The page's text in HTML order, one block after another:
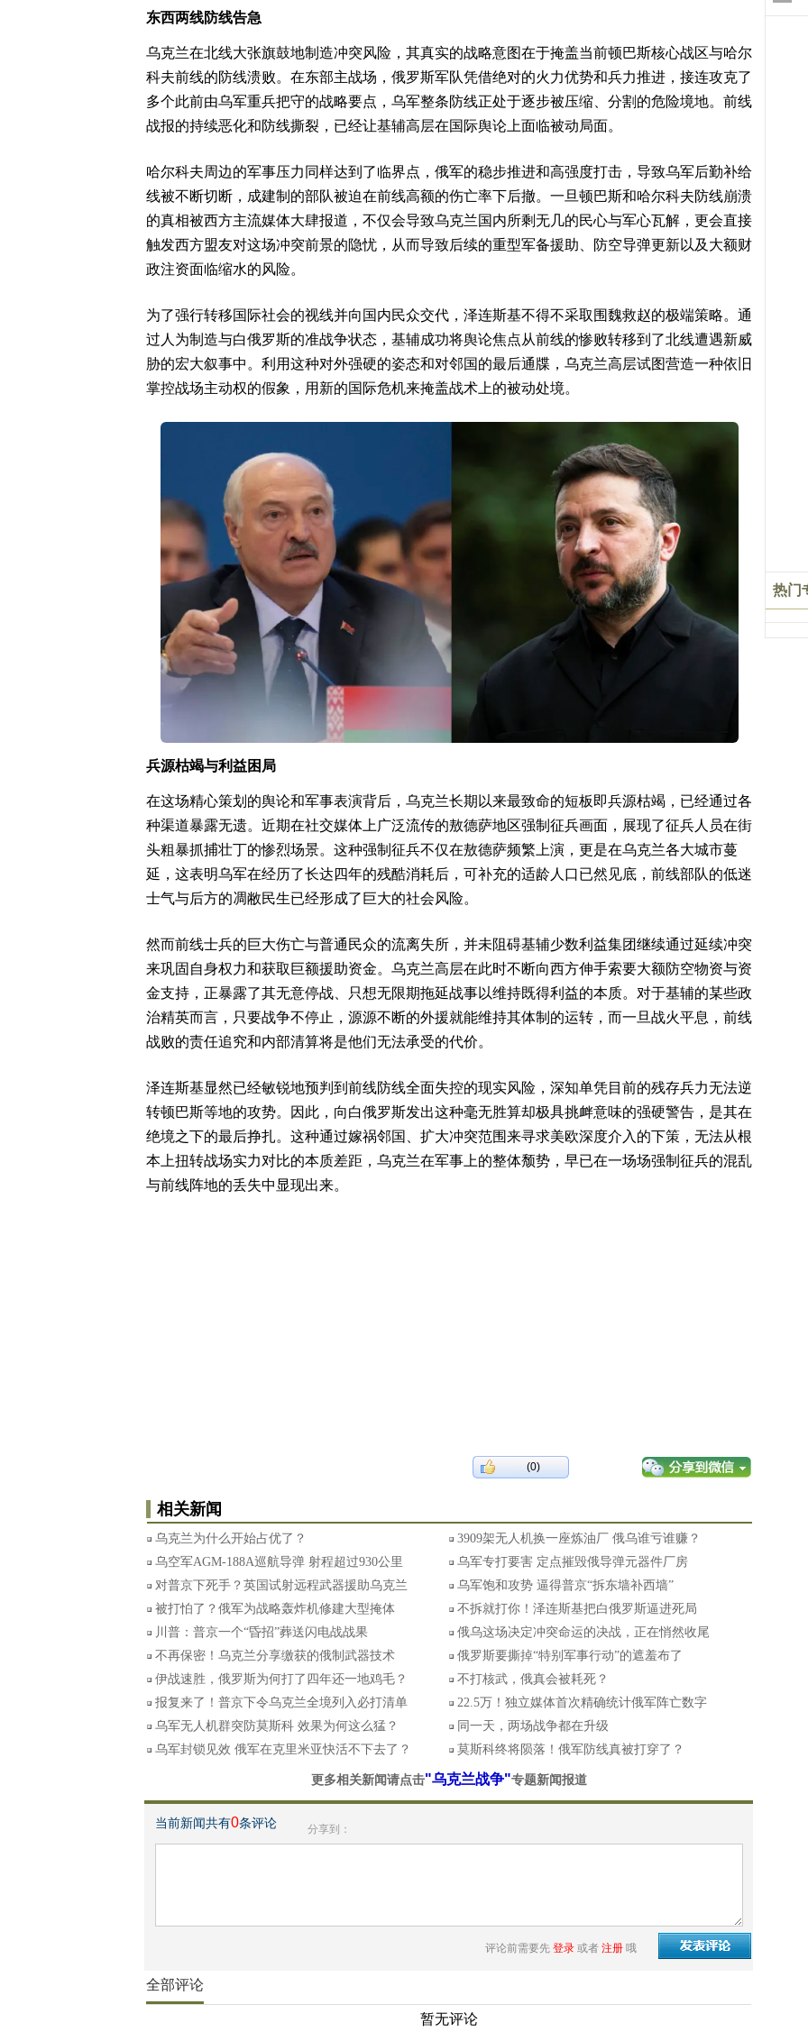
东西两线防线告急
乌克兰在北线大张旗鼓地制造冲突风险，其真实的战略意图在于掩盖当前顿巴斯核心战区与哈尔
科夫前线的防线溃败。在东部主战场，俄罗斯军队凭借绝对的火力优势和兵力推进，接连攻克了
多个此前由乌军重兵把守的战略要点，乌军整条防线正处于逐步被压缩、分割的危险境地。前线
战报的持续恶化和防线撕裂，已经让基辅高层在国际舆论上面临被动局面。
哈尔科夫周边的军事压力同样达到了临界点，俄军的稳步推进和高强度打击，导致乌军后勤补给
线被不断切断，成建制的部队被迫在前线高额的伤亡率下后撤。一旦顿巴斯和哈尔科夫防线崩溃
的真相被西方主流媒体大肆报道，不仅会导致乌克兰国内所剩无几的民心与军心瓦解，更会直接
触发西方盟友对这场冲突前景的隐忧，从而导致后续的重型军备援助、防空导弹更新以及大额财
政注资面临缩水的风险。
为了强行转移国际社会的视线并向国内民众交代，泽连斯基不得不采取围魏救赵的极端策略。通
过人为制造与白俄罗斯的准战争状态，基辅成功将舆论焦点从前线的惨败转移到了北线遭遇新威
胁的宏大叙事中。利用这种对外强硬的姿态和对邻国的最后通牒，乌克兰高层试图营造一种依旧
掌控战场主动权的假象，用新的国际危机来掩盖战术上的被动处境。
兵源枯竭与利益困局
在这场精心策划的舆论和军事表演背后，乌克兰长期以来最致命的短板即兵源枯竭，已经通过各
种渠道暴露无遗。近期在社交媒体上广泛流传的敖德萨地区强制征兵画面，展现了征兵人员在街
头粗暴抓捕壮丁的惨烈场景。这种强制征兵不仅在敖德萨频繁上演，更是在乌克兰各大城市蔓
延，这表明乌军在经历了长达四年的残酷消耗后，可补充的适龄人口已然见底，前线部队的低迷
士气与后方的凋敝民生已经形成了巨大的社会风险。
然而前线士兵的巨大伤亡与普通民众的流离失所，并未阻碍基辅少数利益集团继续通过延续冲突
来巩固自身权力和获取巨额援助资金。乌克兰高层在此时不断向西方伸手索要大额防空物资与资
金支持，正暴露了其无意停战、只想无限期拖延战事以维持既得利益的本质。对于基辅的某些政
治精英而言，只要战争不停止，源源不断的外援就能维持其体制的运转，而一旦战火平息，前线
战败的责任追究和内部清算将是他们无法承受的代价。
泽连斯基显然已经敏锐地预判到前线防线全面失控的现实风险，深知单凭目前的残存兵力无法逆
转顿巴斯等地的攻势。因此，向白俄罗斯发出这种毫无胜算却极具挑衅意味的强硬警告，是其在
绝境之下的最后挣扎。这种通过嫁祸邻国、扩大冲突范围来寻求美欧深度介入的下策，无法从根
本上扭转战场实力对比的本质差距，乌克兰在军事上的整体颓势，早已在一场场强制征兵的混乱
与前线阵地的丢失中显现出来。
(0)
相关新闻
乌克兰为什么开始占优了？
3909架无人机换一座炼油厂 俄乌谁亏谁赚？
乌空军AGM-188A巡航导弹 射程超过930公里
乌军专打要害 定点摧毁俄导弹元器件厂房
对普京下死手？英国试射远程武器援助乌克兰
乌军饱和攻势 逼得普京“拆东墙补西墙”
被打怕了？俄军为战略轰炸机修建大型掩体
不拆就打你！泽连斯基把白俄罗斯逼进死局
川普：普京一个“昏招”葬送闪电战战果
俄乌这场决定冲突命运的决战，正在悄然收尾
不再保密！乌克兰分享缴获的俄制武器技术
俄罗斯要撕掉“特别军事行动”的遮羞布了
伊战速胜，俄罗斯为何打了四年还一地鸡毛？
不打核武，俄真会被耗死？
报复来了！普京下令乌克兰全境列入必打清单
22.5万！独立媒体首次精确统计俄军阵亡数字
乌军无人机群突防莫斯科 效果为何这么猛？
同一天，两场战争都在升级
乌军封锁见效 俄军在克里米亚快活不下去了？
莫斯科终将陨落！俄军防线真被打穿了？
更多相关新闻请点击"乌克兰战争"专题新闻报道
当前新闻共有0条评论 分享到：
评论前需要先 登录 或者 注册 哦
全部评论
暂无评论
热门